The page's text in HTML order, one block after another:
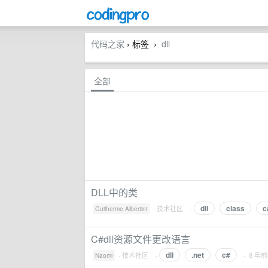
代码之家 › 标签 › dll
全部
DLL中的类
Guilherme Albertini · 技术社区 · dll class
C#dll资源文件更改语言
Naomi · 技术社区 · dll .net c# · 8 年前